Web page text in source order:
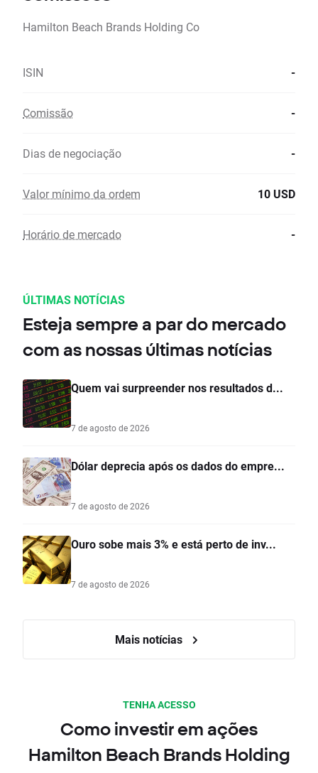
Hamilton Beach Brands Holding Co
ISIN -
Comissão -
Dias de negociação -
Valor mínimo da ordem 10 USD
Horário de mercado -
ÚLTIMAS NOTÍCIAS
Esteja sempre a par do mercado
com as nossas últimas notícias
Quem vai surpreender nos resultados d...
7 de agosto de 2026
Dólar deprecia após os dados do empre...
7 de agosto de 2026
Ouro sobe mais 3% e está perto de inv...
7 de agosto de 2026
Mais notícias
TENHA ACESSO
Como investir em ações
Hamilton Beach Brands Holding